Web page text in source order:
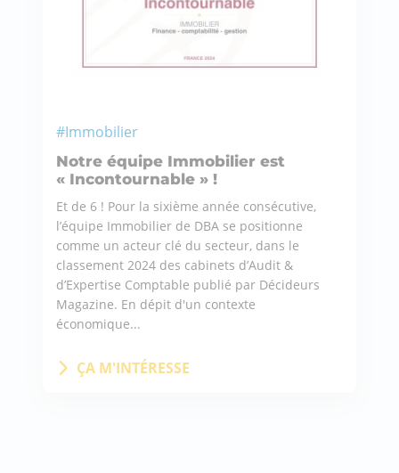
#Immobilier
Notre équipe Immobilier est
« Incontournable » !
Et de 6 ! Pour la sixième année consécutive,
l’équipe Immobilier de DBA se positionne
comme un acteur clé du secteur, dans le
classement 2024 des cabinets d’Audit &
d’Expertise Comptable publié par Décideurs
Magazine. En dépit d'un contexte
économique...
ÇA M'INTÉRESSE